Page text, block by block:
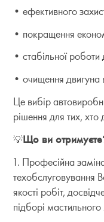
• ефективного
• покращення
• стабільної
• очищення двигуна
Це вибір
рішення для тих,
💡Що ви
1. Професійна
техобслуговування
якості робіт,
підборі мастильного